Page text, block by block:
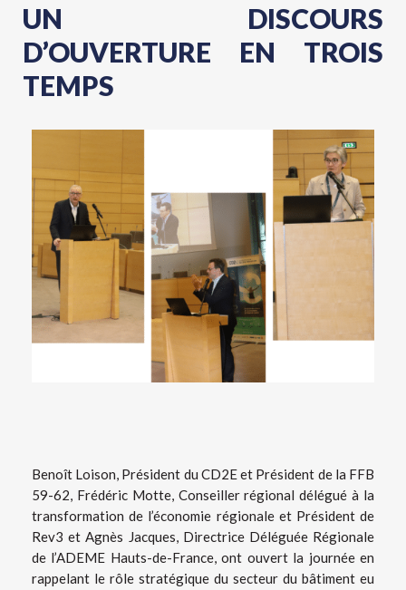
UN DISCOURS
D’OUVERTURE EN TROIS
TEMPS
Benoît Loison, Président du CD2E et Président de la FFB
59-62, Frédéric Motte, Conseiller régional délégué à la
transformation de l’économie régionale et Président de
Rev3 et Agnès Jacques, Directrice Déléguée Régionale
de l’ADEME Hauts-de-France, ont ouvert la journée en
rappelant le rôle stratégique du secteur du bâtiment eu